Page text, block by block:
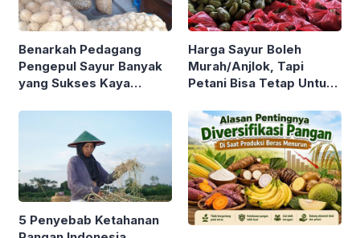
Benarkah Pedagang
Pengepul Sayur Banyak
yang Sukses Kaya
Sebaliknya ? Yuk Simak
Ulasan Berikut !
Harga Sayur Boleh
Murah/Anjlok, Tapi
Petani Bisa Tetap Untung
dan Trik Berikut
5 Penyebab Ketahanan